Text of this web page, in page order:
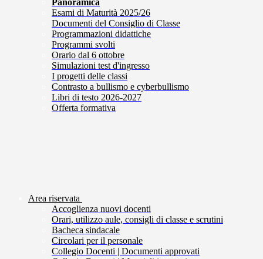
Panoramica
Esami di Maturità 2025/26
Documenti del Consiglio di Classe
Programmazioni didattiche
Programmi svolti
Orario dal 6 ottobre
Simulazioni test d'ingresso
I progetti delle classi
Contrasto a bullismo e cyberbullismo
Libri di testo 2026-2027
Offerta formativa
Area riservata
Accoglienza nuovi docenti
Orari, utilizzo aule, consigli di classe e scrutini
Bacheca sindacale
Circolari per il personale
Collegio Docenti | Documenti approvati